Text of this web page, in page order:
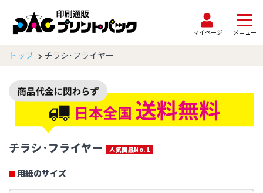
マイページ メニュー
トップ チラシ･フライヤー
チラシ･フライヤー 人気商品No.1
用紙のサイズ